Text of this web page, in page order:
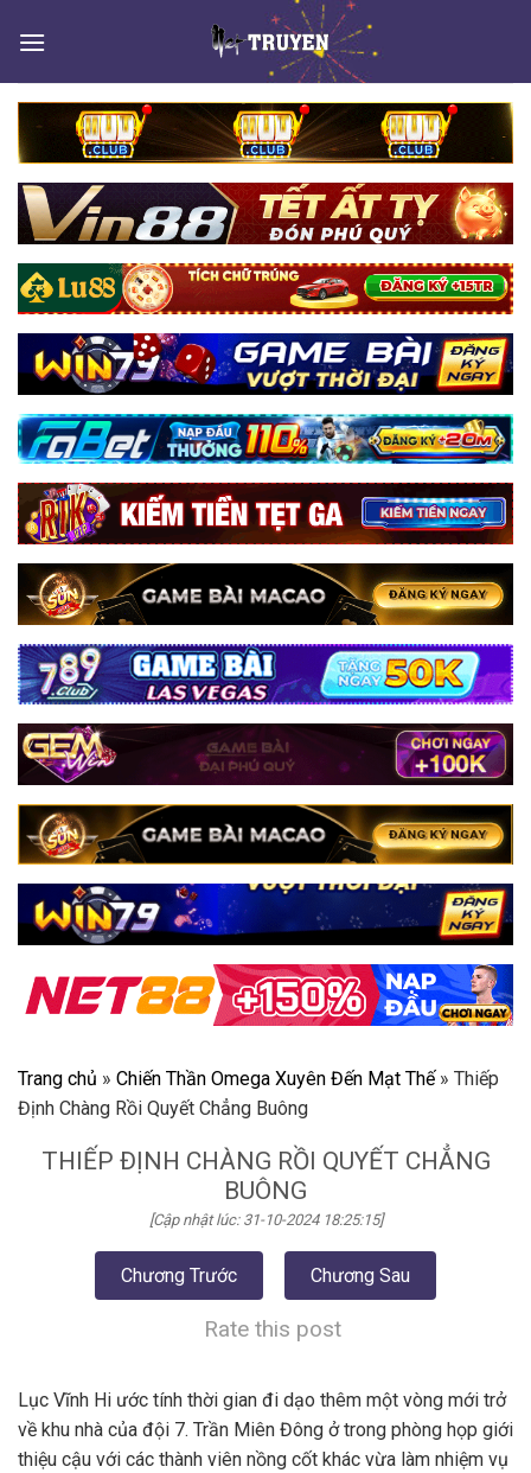
Trang chủ » Chiến Thần Omega Xuyên Đến Mạt Thế» Thiếp
Định Chàng Rồi Quyết Chẳng Buông
THIẾP ĐỊNH CHÀNG RỒI QUYẾT CHẲNG
BUÔNG
[Cập nhật lúc: 31-10-2024 18:25:15]
Chương Trước Chương Sau
Rate this post
Lục Vĩnh Hi ước tính thời gian đi dạo thêm một vòng mới trở
về khu nhà của đội 7. Trần Miên Đông ở trong phòng họp giới
thiệu cậu với các thành viên nồng cốt khác vừa làm nhiệm vụ